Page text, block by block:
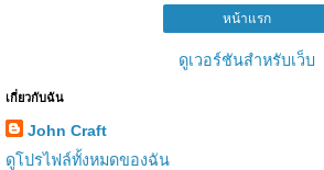
หน้าแรก
ดูเวอร์ชันสำหรับเว็บ
เกี่ยวกับฉัน
John Craft
ดูโปรไฟล์ทั้งหมดของฉัน